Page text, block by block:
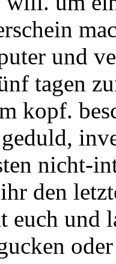
und
tagen
kopf.
nicht-
den
und